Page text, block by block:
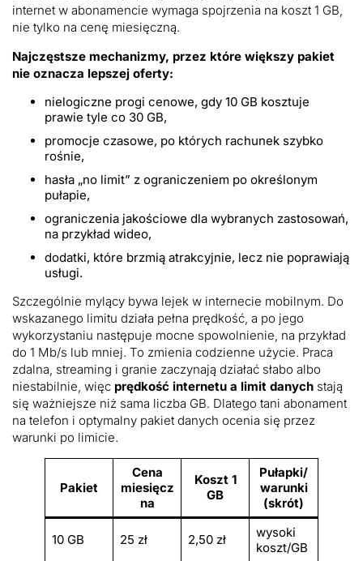
internet w abonamencie wymaga spojrzenia na koszt 1 GB,
nie tylko na cenę miesięczną.
Najczęstsze mechanizmy, przez które większy pakiet
nie oznacza lepszej oferty:
nielogiczne progi cenowe, gdy 10 GB kosztuje
prawie tyle co 30 GB,
promocje czasowe, po których rachunek szybko
rośnie,
hasła „no limit” z ograniczeniem po określonym
pułapie,
ograniczenia jakościowe dla wybranych zastosowań,
na przykład wideo,
dodatki, które brzmią atrakcyjnie, lecz nie poprawiają
usługi.
Szczególnie mylący bywa lejek w internecie mobilnym. Do
wskazanego limitu działa pełna prędkość, a po jego
wykorzystaniu następuje mocne spowolnienie, na przykład
do 1 Mb/s lub mniej. To zmienia codzienne użycie. Praca
zdalna, streaming i granie zaczynają działać słabo albo
niestabilnie, więc prędkość internetu a limit danych stają
się ważniejsze niż sama liczba GB. Dlatego tani abonament
na telefon i optymalny pakiet danych ocenia się przez
warunki po limicie.
Pakiet
Cena
miesięcz
na
Koszt 1
GB
Pułapki/
warunki
(skrót)
10 GB 25 zł 2,50 zł
wysoki
koszt/GB